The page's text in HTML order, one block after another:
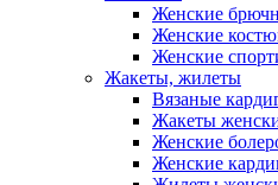
Женские
Женские
Женские
Жакеты, жилеты
Вязаные
Жакеты
Женские
Женские